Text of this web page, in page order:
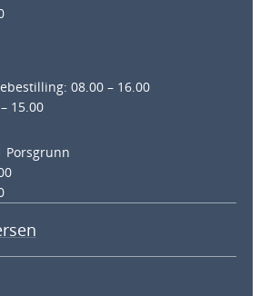
08.00 – 16.00
15.00
Porsgrunn